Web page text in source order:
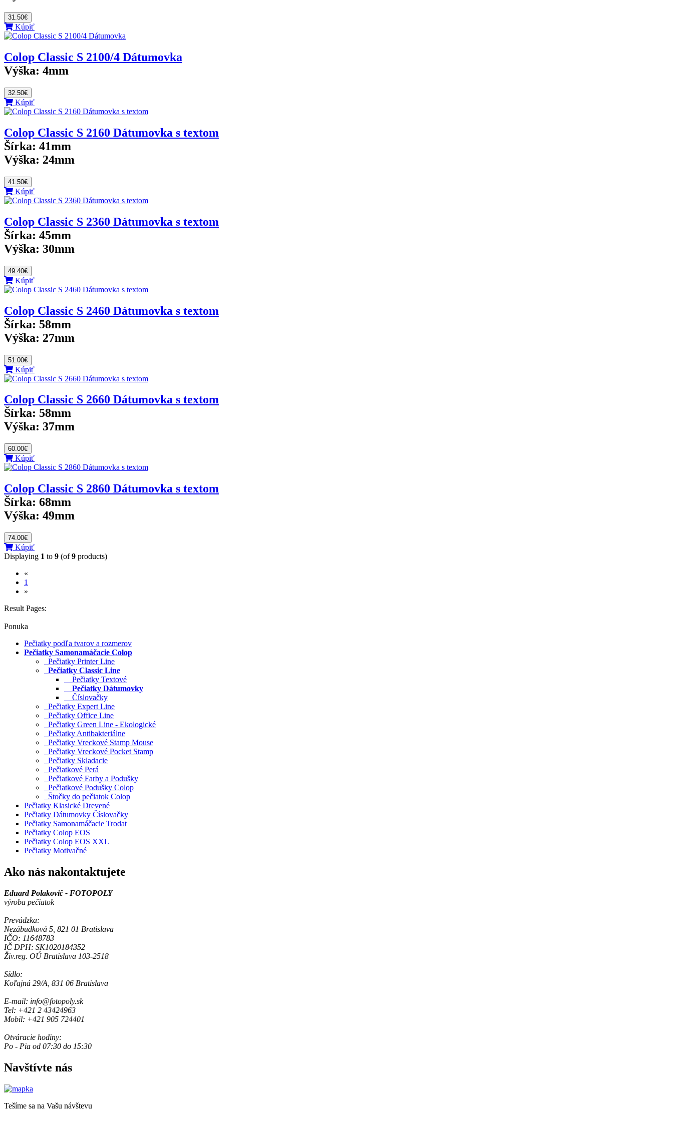
31.50€
Kúpiť
Colop Classic S 2100/4 Dátumovka
Výška: 4mm
32.50€
Kúpiť
Colop Classic S 2160 Dátumovka s textom
Šírka: 41mm
Výška: 24mm
41.50€
Kúpiť
Colop Classic S 2360 Dátumovka s textom
Šírka: 45mm
Výška: 30mm
49.40€
Kúpiť
Colop Classic S 2460 Dátumovka s textom
Šírka: 58mm
Výška: 27mm
51.00€
Kúpiť
Colop Classic S 2660 Dátumovka s textom
Šírka: 58mm
Výška: 37mm
60.00€
Kúpiť
Colop Classic S 2860 Dátumovka s textom
Šírka: 68mm
Výška: 49mm
74.00€
Kúpiť
Displaying 1 to 9 (of9 products)
«
1
»
Result Pages:
Ponuka
Pečiatky podľa tvarov a rozmerov
Pečiatky Samonamáčacie Colop
Pečiatky Printer Line
Pečiatky Classic Line
Pečiatky Textové
Pečiatky Dátumovky
Číslovačky
Pečiatky Expert Line
Pečiatky Office Line
Pečiatky Green Line - Ekologické
Pečiatky Antibakteriálne
Pečiatky Vreckové Stamp Mouse
Pečiatky Vreckové Pocket Stamp
Pečiatky Skladacie
Pečiatkové Perá
Pečiatkové Farby a Podušky
Pečiatkové Podušky Colop
Štočky do pečiatok Colop
Pečiatky Klasické Drevené
Pečiatky Dátumovky Číslovačky
Pečiatky Samonamáčacie Trodat
Pečiatky Colop EOS
Pečiatky Colop EOS XXL
Pečiatky Motivačné
Ako nás nakontaktujete
Eduard Polakovič - FOTOPOLY
výroba pečiatok
Prevádzka:
Nezábudková 5, 821 01 Bratislava
IČO: 11648783
IČ DPH: SK1020184352
Živ.reg. OÚ Bratislava 103-2518
Sídlo:
Koľajná 29/A, 831 06 Bratislava
E-mail: info@fotopoly.sk
Tel: +421 2 43424963
Mobil: +421 905 724401
Otváracie hodiny:
Po - Pia od 07:30 do 15:30
Navštívte nás
Tešíme sa na Vašu návštevu